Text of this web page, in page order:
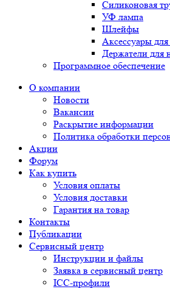
Силиконовая
УФ лампа
Шлейфы
Аксессуары
Держатели для
Программное обеспечение
О компании
Новости
Вакансии
Раскрытие информации
Политика обработки
Акции
Форум
Как купить
Условия оплаты
Условия доставки
Гарантия на товар
Контакты
Публикации
Сервисный центр
Инструкции и файлы
Заявка в сервисный центр
ICC-профили